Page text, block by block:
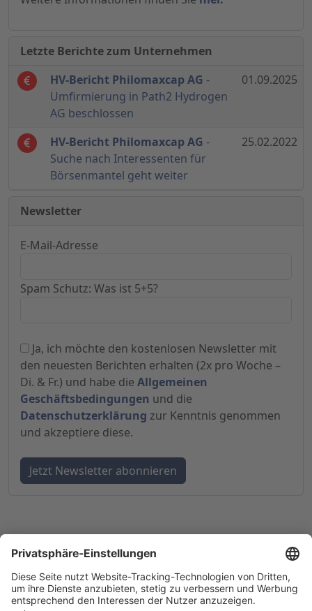
Letzte Berichte zum Unternehmen
HV-Bericht Philomaxcap AG -
Umfirmierung in Path2 Hydrogen
AG beschlossen
01.09.2025
HV-Bericht Philomaxcap AG -
Suche nach Interessenten für
Börsenmantel geht weiter
25.02.2022
Newsletter
E-Mail-Adresse
Spam Schutz: Was ist 5+5?
Ja, ich möchte den kostenlosen Newsletter mit
den neuesten Berichten erhalten (2x pro Woche –
Di. & Fr.) und habe die Allgemeinen
Geschäftsbedingungen und die
Datenschutzerklärung zur Kenntnis genommen
und akzeptiere diese.
© 1998-2026by GSC Research GmbH
Datenschutz